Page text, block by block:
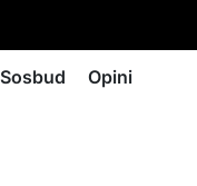
Sosbud Opini